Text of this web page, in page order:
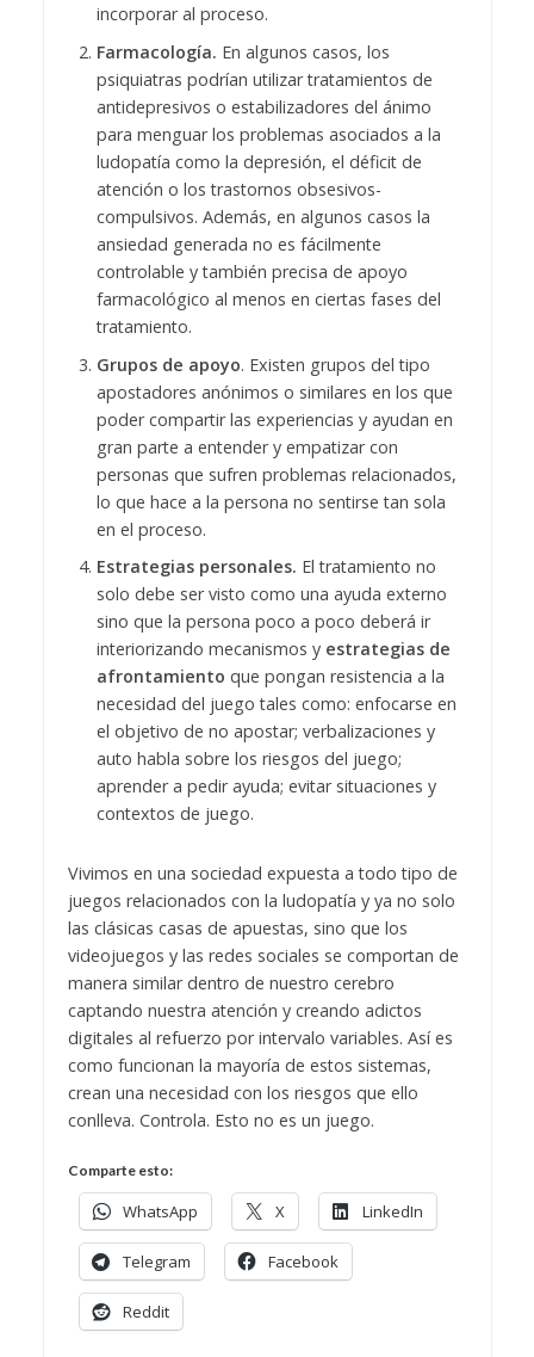
incorporar al proceso.
Farmacología. En algunos casos, los
psiquiatras podrían utilizar tratamientos de
antidepresivos o estabilizadores del ánimo
para menguar los problemas asociados a la
ludopatía como la depresión, el déficit de
atención o los trastornos obsesivos-
compulsivos. Además, en algunos casos la
ansiedad generada no es fácilmente
controlable y también precisa de apoyo
farmacológico al menos en ciertas fases del
tratamiento.
Grupos de apoyo. Existen grupos del tipo
apostadores anónimos o similares en los que
poder compartir las experiencias y ayudan en
gran parte a entender y empatizar con
personas que sufren problemas relacionados,
lo que hace a la persona no sentirse tan sola
en el proceso.
Estrategias personales. El tratamiento no
solo debe ser visto como una ayuda externo
sino que la persona poco a poco deberá ir
interiorizando mecanismos y estrategias de
afrontamiento que pongan resistencia a la
necesidad del juego tales como: enfocarse en
el objetivo de no apostar; verbalizaciones y
auto habla sobre los riesgos del juego;
aprender a pedir ayuda; evitar situaciones y
contextos de juego.
Vivimos en una sociedad expuesta a todo tipo de
juegos relacionados con la ludopatía y ya no solo
las clásicas casas de apuestas, sino que los
videojuegos y las redes sociales se comportan de
manera similar dentro de nuestro cerebro
captando nuestra atención y creando adictos
digitales al refuerzo por intervalo variables. Así es
como funcionan la mayoría de estos sistemas,
crean una necesidad con los riesgos que ello
conlleva. Controla. Esto no es un juego.
Comparte esto:
WhatsApp X LinkedIn
Telegram Facebook
Reddit